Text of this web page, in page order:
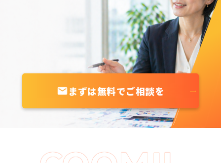
まずは無料でご相談を